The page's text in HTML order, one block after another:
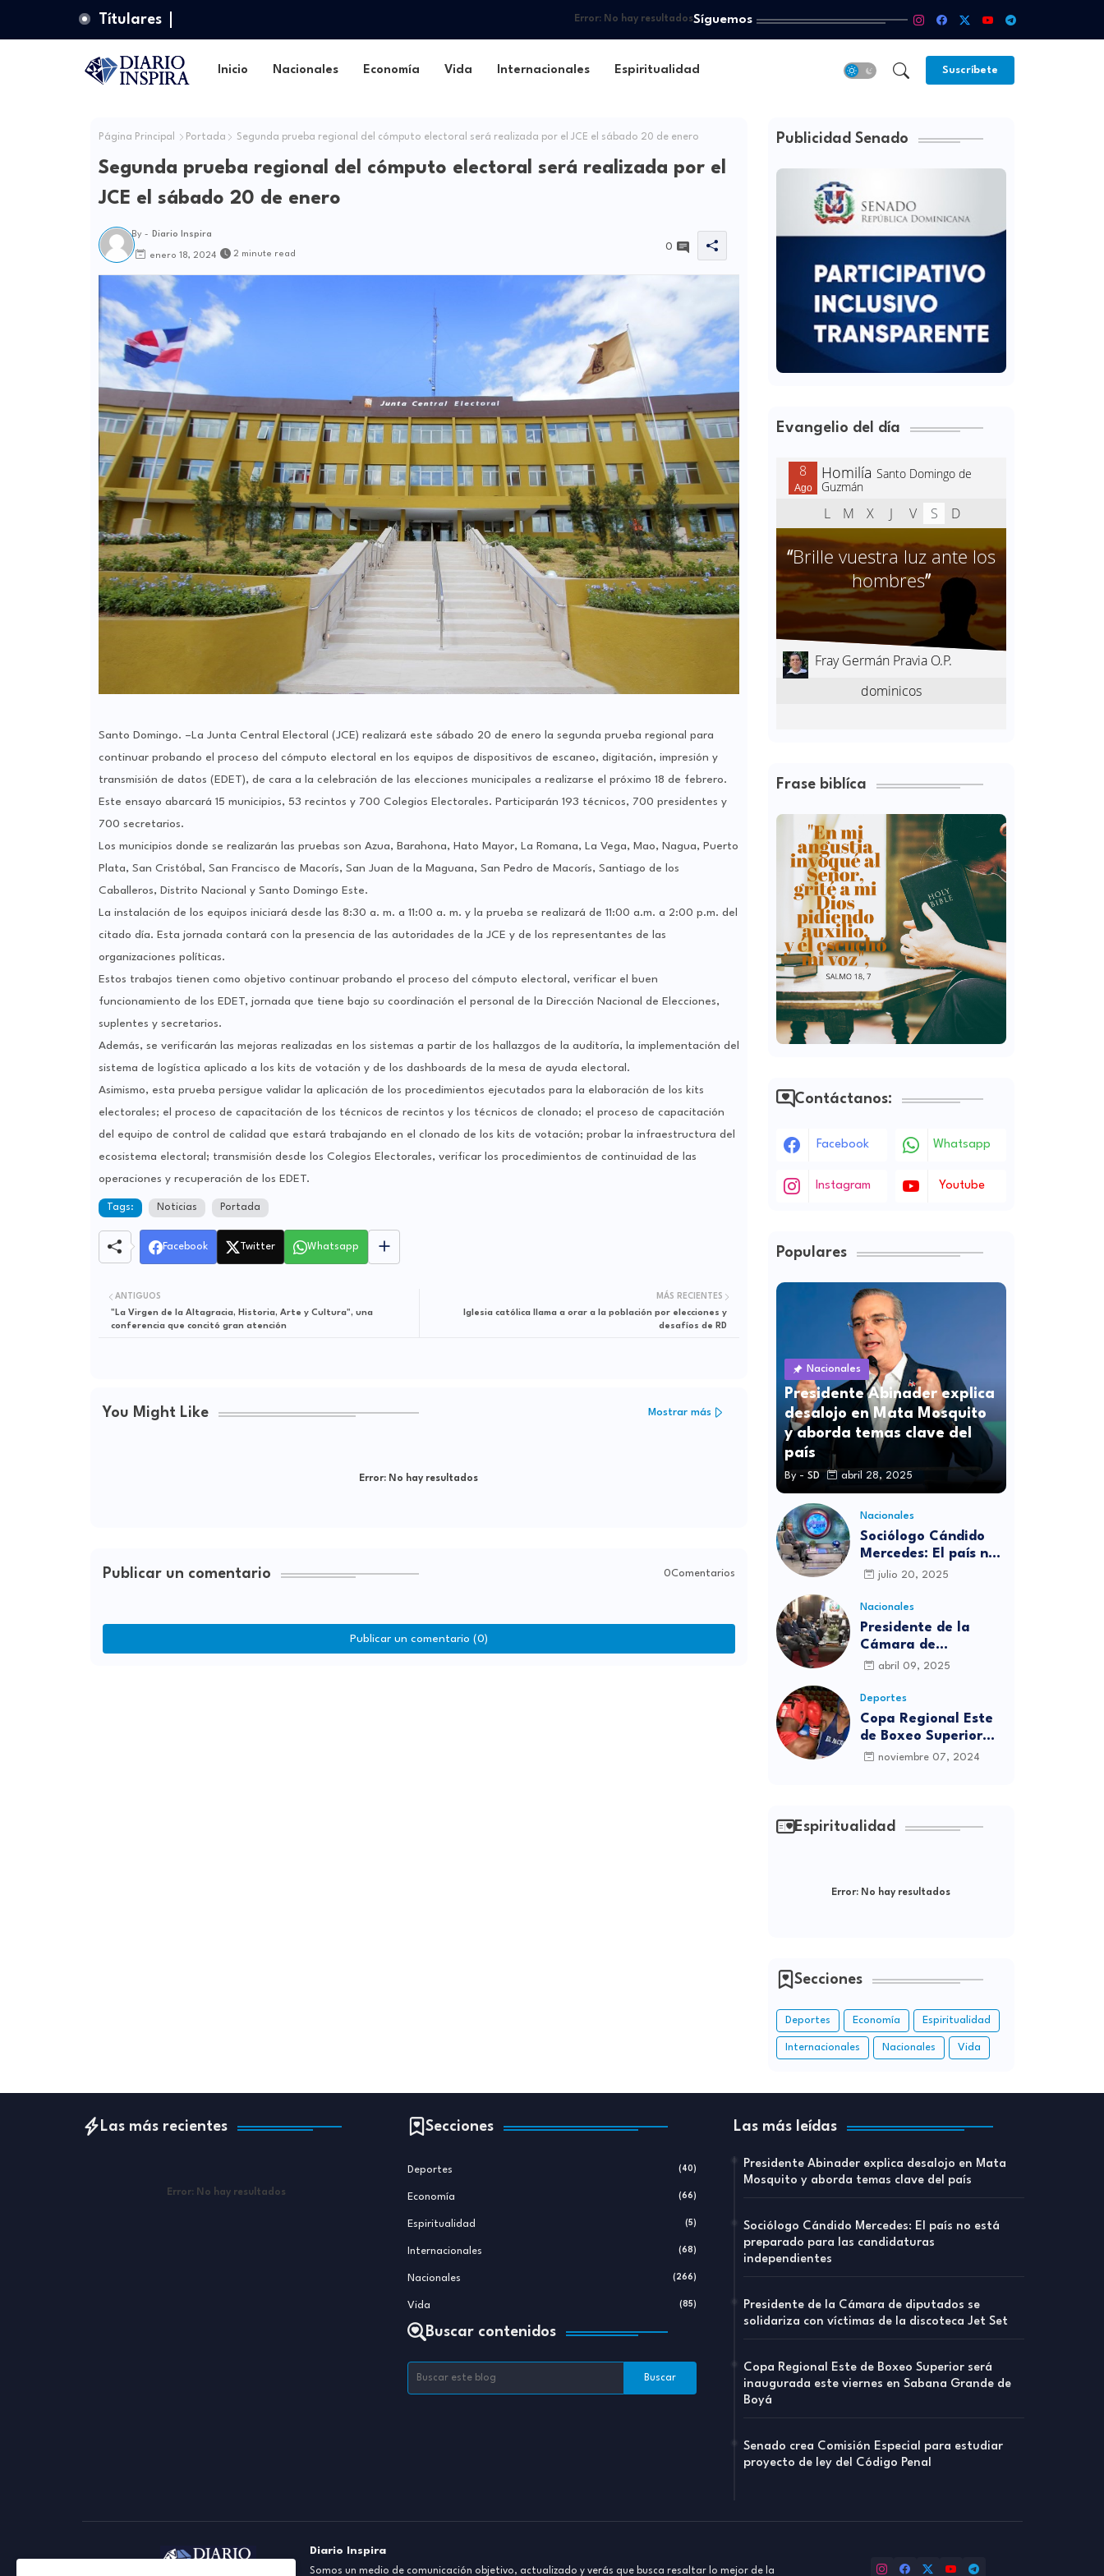
Títulares Error:No hay resultadosSíguemos
Inicio Nacionales Economía Vida Internacionales Espiritualidad Suscríbete
Página Principal Portada Segunda prueba regional del cómputo electoral será realizada por el JCE el sábado 20 de enero
Segunda prueba regional del cómputo electoral será realizada por el
JCE el sábado 20 de enero
By - Diario Inspira
enero 18, 2024 2 minute read
0
Santo Domingo. –La Junta Central Electoral (JCE) realizará este sábado 20 de enero la segunda prueba regional para
continuar probando el proceso del cómputo electoral en los equipos de dispositivos de escaneo, digitación, impresión y
transmisión de datos (EDET), de cara a la celebración de las elecciones municipales a realizarse el próximo 18 de febrero.
Este ensayo abarcará 15 municipios, 53 recintos y 700 Colegios Electorales. Participarán 193 técnicos, 700 presidentes y
700 secretarios.
Los municipios donde se realizarán las pruebas son Azua, Barahona, Hato Mayor, La Romana, La Vega, Mao, Nagua, Puerto
Plata, San Cristóbal, San Francisco de Macorís, San Juan de la Maguana, San Pedro de Macorís, Santiago de los
Caballeros, Distrito Nacional y Santo Domingo Este.
La instalación de los equipos iniciará desde las 8:30 a. m. a 11:00 a. m. y la prueba se realizará de 11:00 a.m. a 2:00 p.m. del
citado día. Esta jornada contará con la presencia de las autoridades de la JCE y de los representantes de las
organizaciones políticas.
Estos trabajos tienen como objetivo continuar probando el proceso del cómputo electoral, verificar el buen
funcionamiento de los EDET, jornada que tiene bajo su coordinación el personal de la Dirección Nacional de Elecciones,
suplentes y secretarios.
Además, se verificarán las mejoras realizadas en los sistemas a partir de los hallazgos de la auditoría, la implementación del
sistema de logística aplicado a los kits de votación y de los dashboards de la mesa de ayuda electoral.
Asimismo, esta prueba persigue validar la aplicación de los procedimientos ejecutados para la elaboración de los kits
electorales; el proceso de capacitación de los técnicos de recintos y los técnicos de clonado; el proceso de capacitación
del equipo de control de calidad que estará trabajando en el clonado de los kits de votación; probar la infraestructura del
ecosistema electoral; transmisión desde los Colegios Electorales, verificar los procedimientos de continuidad de las
operaciones y recuperación de los EDET.
Tags: Noticias Portada
Facebook Twitter Whatsapp
MÁS RECIENTES
Iglesia católica llama a orar a la población por elecciones y
desafíos de RD
ANTIGUOS
"La Virgen de la Altagracia, Historia, Arte y Cultura", una
conferencia que concitó gran atención
You Might Like Mostrar más
Error: No hay resultados
Publicar un comentario 0Comentarios
Publicar un comentario (0)
Publicidad Senado
Evangelio del día
Frase biblíca
Contáctanos:
Facebook Whatsapp
Instagram Youtube
Populares
Nacionales
Presidente Abinader explica
desalojo en Mata Mosquito
y aborda temas clave del
país
By - SD abril 28, 2025
Nacionales
Sociólogo Cándido
Mercedes: El país no
está preparado para
independientes
julio 20, 2025
Nacionales
Presidente de la
Cámara de
diputados se
víctimas de la
discoteca Jet Set
abril 09, 2025
Deportes
Copa Regional Este
de Boxeo Superior
será inaugurada este
noviembre 07, 2024
Espiritualidad
Error: No hay resultados
Secciones
Deportes Economía Espiritualidad
Internacionales Nacionales Vida
Las más recientes
Error: No hay resultados
Secciones
Deportes (40)
Economía (66)
Espiritualidad (5)
Internacionales (68)
Nacionales (266)
Vida (85)
Buscar contenidos
Las más leídas
Presidente Abinader explica desalojo en Mata
Mosquito y aborda temas clave del país
Sociólogo Cándido Mercedes: El país no está
preparado para las candidaturas
independientes
Presidente de la Cámara de diputados se
solidariza con víctimas de la discoteca Jet Set
Copa Regional Este de Boxeo Superior será
inaugurada este viernes en Sabana Grande de
Boyá
Senado crea Comisión Especial para estudiar
proyecto de ley del Código Penal
Diario Inspira
Somos un medio de comunicación objetivo, actualizado y verás que busca resaltar lo mejor de la